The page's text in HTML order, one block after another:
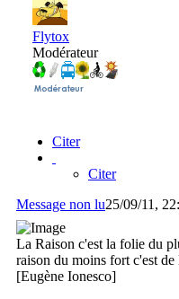
Flytox
Modérateur
Citer
Citer
Message non lu25/09/11,
La Raison c'est la folie du
raison du moins fort c'est de
[Eugène Ionesco]